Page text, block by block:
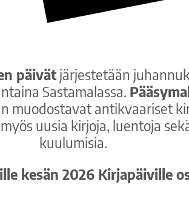
päivätjärjestetään
Sastamalassa.
muodostavat antikvaariset
uusia kirjoja, luentoja
kuulumisia.
kesän 2026 Kirjapäiville